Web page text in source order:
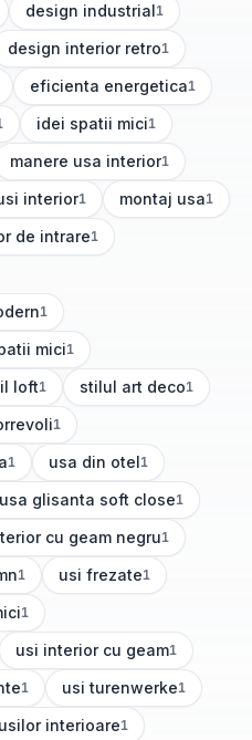
design industrial
(1articole) 1
design interior retro
(1articole) 1
eficienta energetica
(1articole) 1
idei spatii mici
(1articole) 1
manere usa interior
(1articole) 1
interior1 montaj usa
(1articole) 1
de intrare1
1
mici
articole)1
loft1 stilul art deco
(1articole) 1
1
1 usa din otel
(1articole) 1
usa glisanta soft close
(1articole) 1
cu geam negru1
1 usi frezate
(1articole) 1
1
usi interior cu geam
(1articole) 1
1 usi turenwerke
(1articole) 1
interioare1